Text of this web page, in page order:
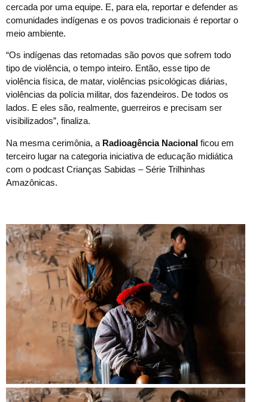
cercada por uma equipe. E, para ela, reportar e defender as
comunidades indígenas e os povos tradicionais é reportar o
meio ambiente.
“Os indígenas das retomadas são povos que sofrem todo
tipo de violência, o tempo inteiro. Então, esse tipo de
violência física, de matar, violências psicológicas diárias,
violências da polícia militar, dos fazendeiros. De todos os
lados. E eles são, realmente, guerreiros e precisam ser
visibilizados”, finaliza.
Na mesma cerimônia, a Radioagência Nacional ficou em
terceiro lugar na categoria iniciativa de educação midiática
com o podcast Crianças Sabidas – Série Trilhinhas
Amazônicas.